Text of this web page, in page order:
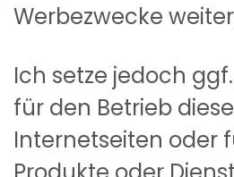
Werbezwecke
Ich setze jedoch
für den Betrieb
Internetseiten oder